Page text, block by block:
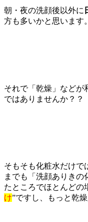
朝・夜の洗顔後以外に
方も多いかと思います。
それで「乾燥」などが
ではありませんか？？
そもそも化粧水だけで
までも「洗顔ありきの
たところでほとんどの
け”ですし、もっと乾